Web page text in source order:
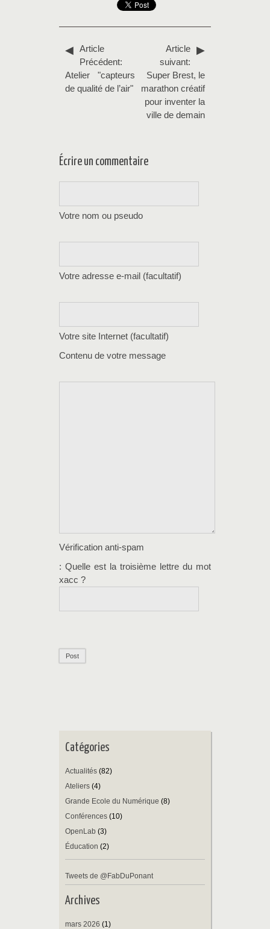
Article
Précédent:
Atelier "capteurs
de qualité de l’air"
Article
suivant:
Super Brest, le
marathon créatif
pour inventer la
ville de demain
Écrire un commentaire
Votre nom ou pseudo
Votre adresse e-mail (facultatif)
Votre site Internet (facultatif)
Contenu de votre message
Vérification anti-spam
: Quelle est la troisième lettre du mot
xacc ?
Catégories
Actualités (82)
Ateliers (4)
Grande Ecole du Numérique (8)
Conférences (10)
OpenLab (3)
Éducation (2)
Tweets de @FabDuPonant
Archives
mars 2026 (1)